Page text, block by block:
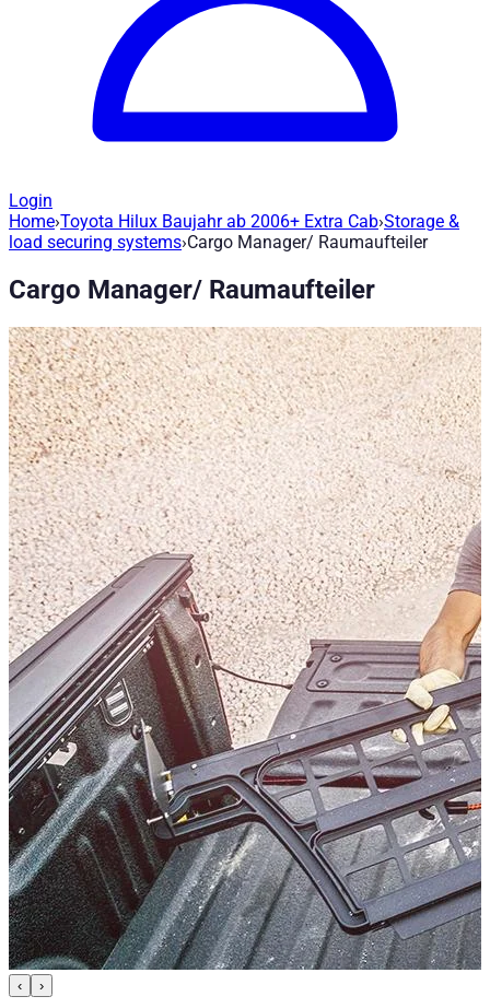
Login
Cargo Manager/ Raumaufteiler -
Artikel-Nr: RCMTO8001|Marke: Road Ranger® |
Cargo Manager — Raumaufteiler für sicheres Verzurren der
Technische Daten
Nettogewicht:4kg
Bruttogewicht:4kg
Konfigurationsvarianten:1
Preis ab:350,30€inkl. MwSt.
Fahrzeugkompatibilität
Passend für
Toyota Hilux Baujahr ab 2006+ Extra Cab
Kategorien
Pick-up accessories
Storage & load securing systems
Home›Toyota Hilux Baujahr ab 2006+ Extra Cab›Storage &
load securing systems›Cargo Manager/ Raumaufteiler
Cargo Manager/ Raumaufteiler
‹ ›